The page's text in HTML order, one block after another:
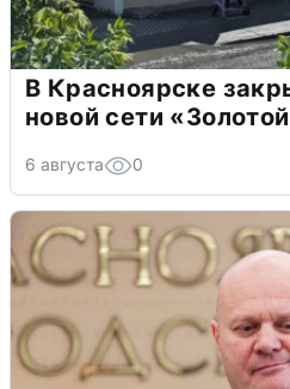
В Красноярске
новой сети
6 августа 0